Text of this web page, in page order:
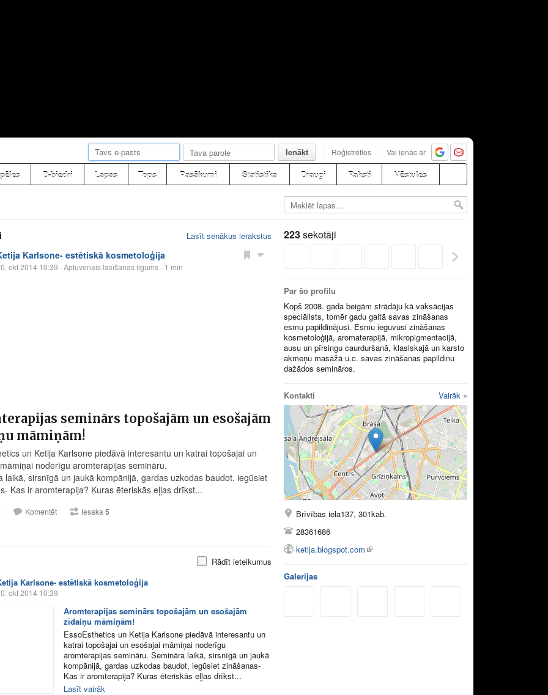
Ienākt Reģistrēties Vai ienāc ar
D-biedri Lapas Tops Pasākumi Statistika Draugi Raksti Vēstules
Lasīt senākus ierakstus
Karlsone- estētiskā kosmetoloģija
okt 2014 10:39 · Aptuvenais lasīšanas ilgums - 1 min
seminārs topošajām un esošajām
māmiņām!
un Ketija Karlsone piedāvā interesantu un katrai topošajai un
noderīgu aromterapijas semināru.
laikā, sirsnīgā un jaukā kompānijā, gardas uzkodas baudot, iegūsiet
Kas ir aromterapija? Kuras ēteriskās eļļas drīkst...
Komentēt Iesaka 5
Rādīt ieteikumus
Karlsone- estētiskā kosmetoloģija
okt 2014 10:39
Aromterapijas seminārs topošajām un esošajām
zīdaiņu māmiņām!
EssoEsthetics un Ketija Karlsone piedāvā interesantu un
katrai topošajai un esošajai māmiņai noderīgu
aromterapijas semināru. Semināra laikā, sirsnīgā un jaukā
kompānijā, gardas uzkodas baudot, iegūsiet zināšanas-
Kas ir aromterapija? Kuras ēteriskās eļļas drīkst...
Lasīt vairāk
223sekotāji
Par šo profilu
Kopš 2008. gada beigām strādāju kā vaksācijas
speciālists, tomēr gadu gaitā savas zināšanas
esmu papildinājusi. Esmu ieguvusi zināšanas
kosmetoloģijā, aromaterapijā, mikropigmentacijā,
ausu un pīrsingu caurduršanā, klasiskajā un karsto
akmeņu masāžā u.c. savas zināšanas papildinu
dažādos semināros.
Kontakti Vairāk »
Brīvības iela137, 301kab.
28361686
ketija.blogspot.com
Galerijas